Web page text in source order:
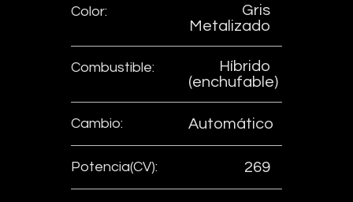
Color:
Gris
Metalizado
Combustible:
Híbrido
(enchufable)
Cambio: Automático
Potencia(CV): 269